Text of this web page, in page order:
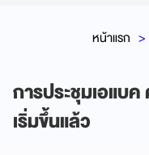
หน้าแรก
การประชุมเอแบ
เริ่มขึ้นแล้ว